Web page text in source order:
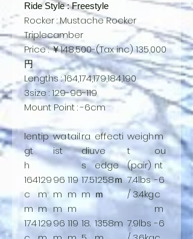
Ride Style : Freestyle
Rocker : Mustache Rocker
Triplecamber
Price : ￥148,500-(Tax inc) 135,000
円
Lengths : 164,174,179,184,190
3size : 129-96-119
Mount Point : -6cm
len
gt
h
tip wa
ist
tailra
diu
s
effecti
ve
edge
weigh
t
(pair)
m
ou
nt
164
c
m
129
m
m
96
m
m
119
m
m
17.5
m
1258ｍ
ｍ
7.4lbs
/ 3.4kg
-6
c
m
17412996 119 18. 1358m 7.9lbs -6